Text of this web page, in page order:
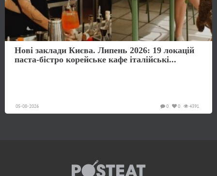
Нові заклади Києва. Липень 2026: 19 локацій
паста-бістро корейське кафе італійські...
05-08-2026 4391
0
0